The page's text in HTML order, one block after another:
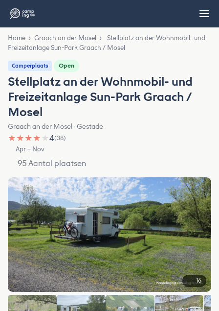
Home › Graach an der Mosel ›
Stellplatz an der Wohnmobil- und
Freizeitanlage Sun-Park Graach / Mosel
Camperplaats Open
Stellplatz an der Wohnmobil- und
Freizeitanlage Sun-Park Graach /
Mosel
Graach an der Mosel · Gestade
★ ★ ★ ★ ★4(38)
Apr – Nov
95 Aantal plaatsen
16